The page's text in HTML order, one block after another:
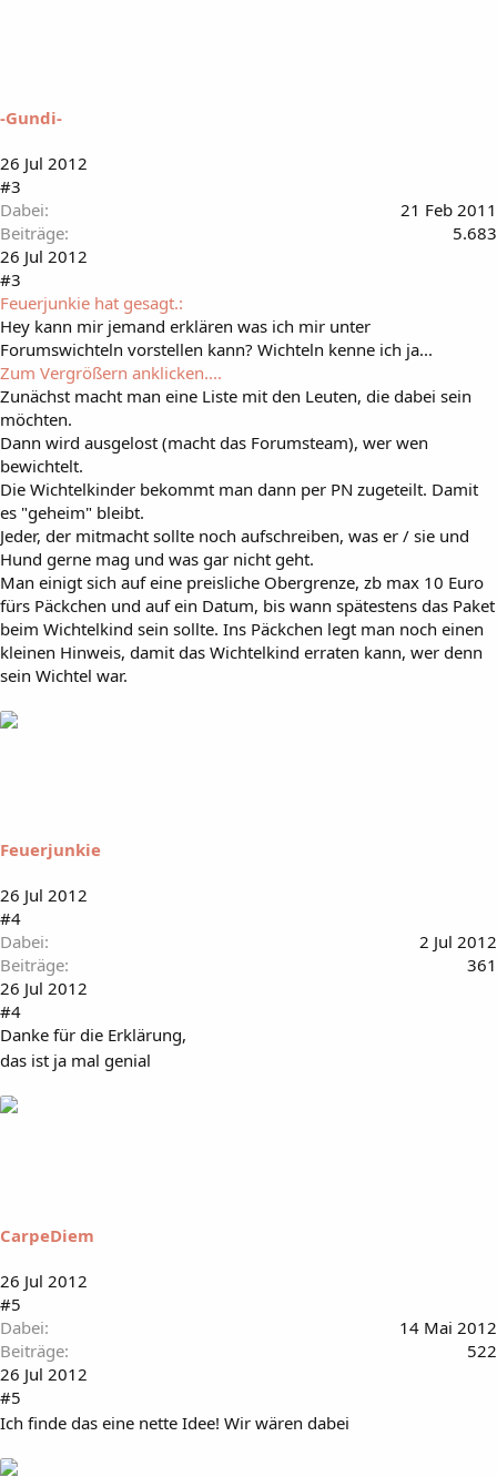
-Gundi-
26 Jul 2012
#3
Dabei
21 Feb 2011
Beiträge
5.683
26 Jul 2012
#3
Feuerjunkie hat gesagt.:
Hey kann mir jemand erklären was ich mir unter
Forumswichteln vorstellen kann? Wichteln kenne ich ja...
Zum Vergrößern anklicken....
Zunächst macht man eine Liste mit den Leuten, die dabei sein
möchten.
Dann wird ausgelost (macht das Forumsteam), wer wen
bewichtelt.
Die Wichtelkinder bekommt man dann per PN zugeteilt. Damit
es "geheim" bleibt.
Jeder, der mitmacht sollte noch aufschreiben, was er / sie und
Hund gerne mag und was gar nicht geht.
Man einigt sich auf eine preisliche Obergrenze, zb max 10 Euro
fürs Päckchen und auf ein Datum, bis wann spätestens das Paket
beim Wichtelkind sein sollte. Ins Päckchen legt man noch einen
kleinen Hinweis, damit das Wichtelkind erraten kann, wer denn
sein Wichtel war.
Feuerjunkie
26 Jul 2012
#4
Dabei
2 Jul 2012
Beiträge
361
26 Jul 2012
#4
Danke für die Erklärung,
das ist ja mal genial
CarpeDiem
26 Jul 2012
#5
Dabei
14 Mai 2012
Beiträge
522
26 Jul 2012
#5
Ich finde das eine nette Idee! Wir wären dabei